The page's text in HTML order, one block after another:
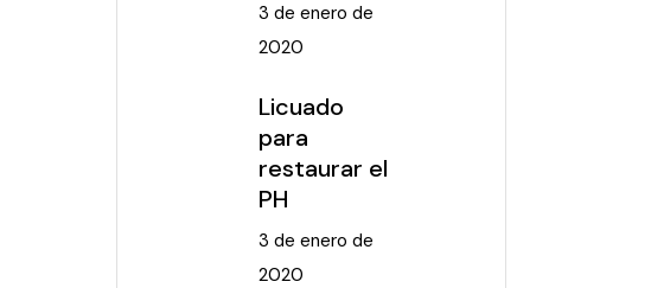
3 de enero de
2020
Licuado
para
restaurar el
PH
3 de enero de
2020